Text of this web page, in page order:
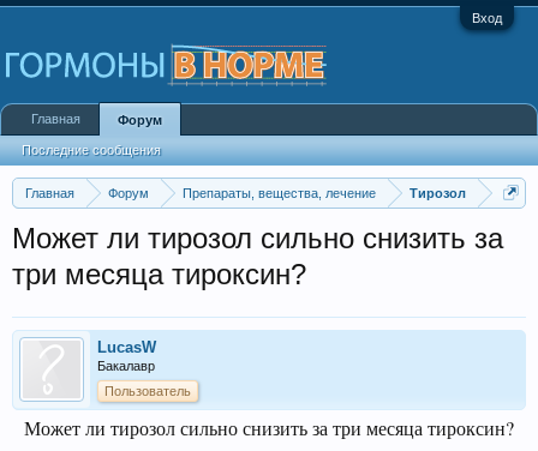
Вход
Главная Форум Препараты, вещества, лечение Тирозол
Может ли тирозол сильно снизить за
три месяца тироксин?
LucasW
Бакалавр
Пользователь
Может ли тирозол сильно снизить за три месяца тироксин?
Главная Форум
Последние сообщения